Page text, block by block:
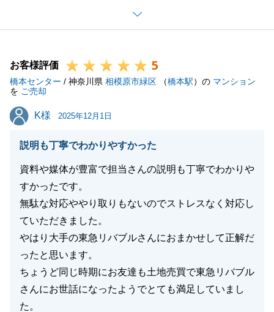
よろしくお願いいたします。
閉じる
お客様評価 5
橋本センター / 神奈川県 相模原市緑区 （橋本駅）の マンション
を ご売却
K様
K様 2025年12月1日
説明も丁寧でわかりやすかった
資料や媒体が豊富で担当さんの説明も丁寧でわかりや
すかったです。
無駄な対応ややり取りもないのでストレスなく対応し
ていただきました。
やはり大手の東急リバブルさんにおまかせして正解だ
ったと思います。
ちょうど同じ時期にお友達も土地売買で東急リバブル
さんにお世話になったようでとても満足していまし
た。